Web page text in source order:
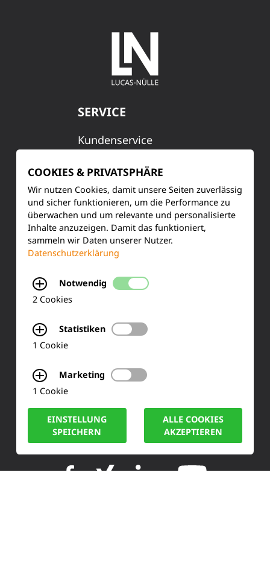
SERVICE
Kundenservice
Produktinformationen
Training & Schulung
Ihre Meinung
FAQ
Siemensstraße 2
Tel.: +49 (0) 2273-567 0
Fax: +49 (0) 2273 567 30
info@lucas-nuelle.de
COOKIES & PRIVATSPHÄRE
Wir nutzen Cookies, damit unsere Seiten zuverlässig
und sicher funktionieren, um die Performance zu
überwachen und um relevante und personalisierte
Inhalte anzuzeigen. Damit das funktioniert,
sammeln wir Daten unserer Nutzer.
Datenschutzerklärung
Notwendig
2 Cookies
Statistiken
1 Cookie
Marketing
1 Cookie
EINSTELLUNG
SPEICHERN
ALLE COOKIES
AKZEPTIEREN